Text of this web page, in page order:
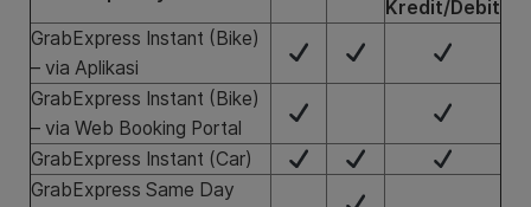
Kredit/Debit
GrabExpress Instant (Bike)
– via Aplikasi
GrabExpress Instant (Bike)
– via Web Booking Portal
GrabExpress Instant (Car)
GrabExpress Same Day